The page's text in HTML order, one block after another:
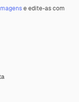
e edite-as com